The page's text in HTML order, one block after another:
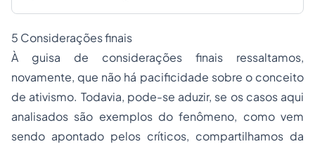
5 Considerações finais
À guisa de considerações finais ressaltamos,
novamente, que não há pacificidade sobre o conceito
de ativismo. Todavia, pode-se aduzir, se os casos aqui
analisados são exemplos do fenômeno, como vem
sendo apontado pelos críticos, compartilhamos da